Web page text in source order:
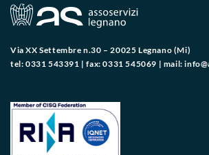
Via XX Settembre n.30 – 20025 Legnano (Mi)
tel: 0331 543391 | fax: 0331 545069 | mail: